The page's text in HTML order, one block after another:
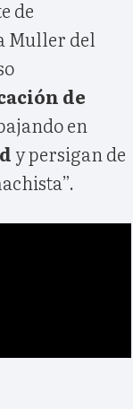
de
Muller del
de
en
y persigan de